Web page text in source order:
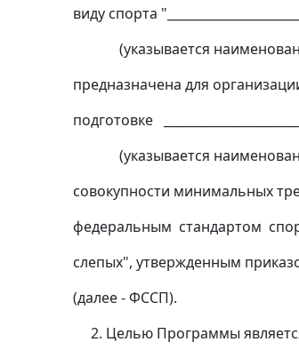
виду спорта
(указывается
предназначена для
подготовке
(указывается
совокупности минимальных
федеральным стандартом
слепых", утвержденным
(далее - ФССП).
2. Целью Программы